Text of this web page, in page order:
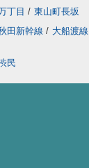
丁目 / 東山町長坂
田新幹線 / 大船渡線
民